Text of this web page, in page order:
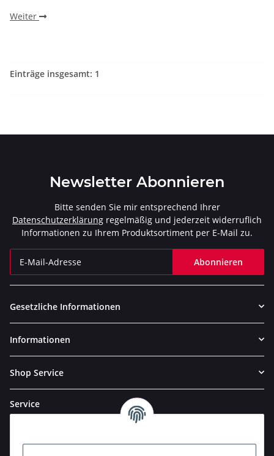
Weiter
Einträge insgesamt: 1
Newsletter Abonnieren
Bitte senden Sie mir entsprechend Ihrer
Datenschutzerklärung regelmäßig und jederzeit widerruflich
Informationen zu Ihrem Produktsortiment per E-Mail zu.
Abonnieren
Gesetzliche Informationen
Informationen
Shop Service
Service